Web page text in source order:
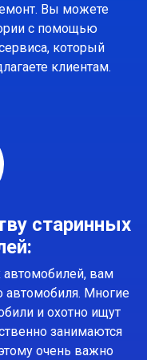
Вы можете
с помощью
который
клиентам.
старинных
вам
автомобиля. Многие
и охотно ищут
занимаются
очень важно